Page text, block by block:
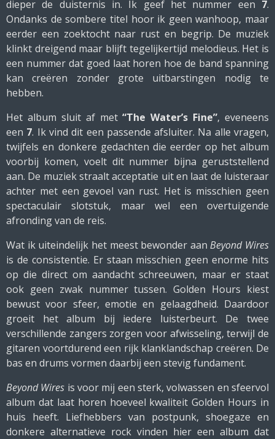
dieper de duisternis in. Ik geef het nummer een 7.
Ondanks de sombere titel hoor ik geen wanhoop, maar
eerder een zoektocht naar rust en begrip. De muziek
klinkt dreigend maar blijft tegelijkertijd melodieus. Het is
een nummer dat goed laat horen hoe de band spanning
kan creëren zonder grote uitbarstingen nodig te
hebben.
Het album sluit af met“The Water’s Fine”, eveneens
een 7. Ik vind dit een passende afsluiter. Na alle vragen,
twijfels en donkere gedachten die eerder op het album
voorbij komen, voelt dit nummer bijna geruststellend
aan. De muziek straalt acceptatie uit en laat de luisteraar
achter met een gevoel van rust. Het is misschien geen
spectaculair slotstuk, maar wel een overtuigende
afronding van de reis.
Wat ik uiteindelijk het meest bewonder aanBeyond Wires
is de consistentie. Er staan misschien geen enorme hits
op die direct om aandacht schreeuwen, maar er staat
ook geen zwak nummer tussen. Golden Hours kiest
bewust voor sfeer, emotie en gelaagdheid. Daardoor
groeit het album bij iedere luisterbeurt. De twee
verschillende zangers zorgen voor afwisseling, terwijl de
gitaren voortdurend een rijk klanklandschap creëren. De
bas en drums vormen daarbij een stevig fundament.
Beyond Wires is voor mij een sterk, volwassen en sfeervol
album dat laat horen hoeveel kwaliteit Golden Hours in
huis heeft. Liefhebbers van postpunk, shoegaze en
donkere alternatieve rock vinden hier een album dat